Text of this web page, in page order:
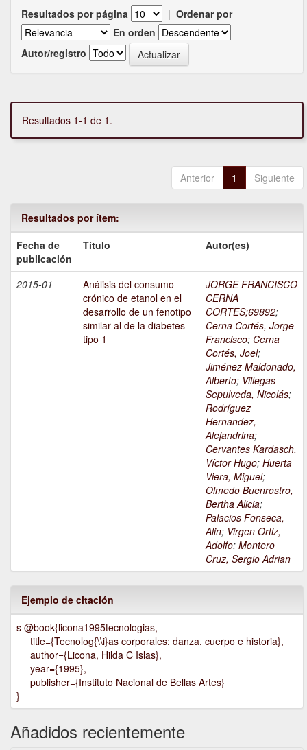
Resultados por página | Ordenar por
En orden
Autor/registro
Resultados 1-1 de 1.
Anterior 1 Siguiente
Resultados por ítem:
Fecha de
publicación
Título Autor(es)
2015-01
Análisis del consumo
crónico de etanol en el
desarrollo de un fenotipo
similar al de la diabetes
tipo 1
JORGE FRANCISCO
CERNA
CORTES;69892;
Cerna Cortés, Jorge
Francisco; Cerna
Cortés, Joel;
Jiménez Maldonado,
Alberto; Villegas
Sepulveda, Nicolás;
Rodríguez
Hernandez,
Alejandrina;
Cervantes Kardasch,
Víctor Hugo; Huerta
Viera, Miguel;
Olmedo Buenrostro,
Bertha Alicia;
Palacios Fonseca,
Alin; Virgen Ortiz,
Adolfo; Montero
Cruz, Sergio Adrian
Ejemplo de citación
s @book{licona1995tecnologias,
title={Tecnolog{\\i}as corporales: danza, cuerpo e historia},
author={Licona, Hilda C Islas},
year={1995},
publisher={Instituto Nacional de Bellas Artes}
}
Añadidos recientemente